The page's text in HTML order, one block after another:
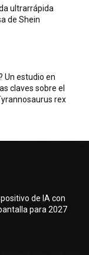
ultrarrápida
de Shein
Un estudio en
claves sobre el
rex
de IA con
para 2027